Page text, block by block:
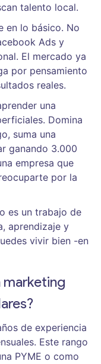
talento local.
en lo básico. No
Ads y
El mercado ya
por pensamiento
reales.
una
Domina
suma una
ganando 3.000
empresa que
por la
es un trabajo de
aprendizaje y
vivir bien -en
marketing
de experiencia
Este rango
PYME o como